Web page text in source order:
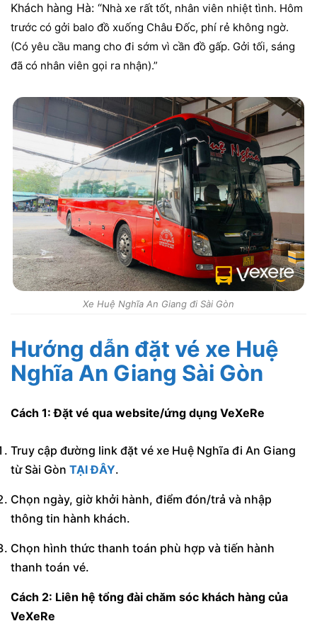
Khách hàng Hà: “Nhà xe rất tốt, nhân viên nhiệt tình. Hôm
trước có gởi balo đồ xuống Châu Đốc, phí rẻ không ngờ.
(Có yêu cầu mang cho đi sớm vì cần đồ gấp. Gởi tối, sáng
đã có nhân viên gọi ra nhận).”
Xe Huệ Nghĩa An Giang đi Sài Gòn
Hướng dẫn đặt vé xe Huệ
Nghĩa An Giang Sài Gòn
Cách 1: Đặt vé qua website/ứng dụng VeXeRe
Truy cập đường link đặt vé xe Huệ Nghĩa đi An Giang
từ Sài Gòn TẠI ĐÂY.
Chọn ngày, giờ khởi hành, điểm đón/trả và nhập
thông tin hành khách.
Chọn hình thức thanh toán phù hợp và tiến hành
thanh toán vé.
Cách 2: Liên hệ tổng đài chăm sóc khách hàng của
VeXeRe